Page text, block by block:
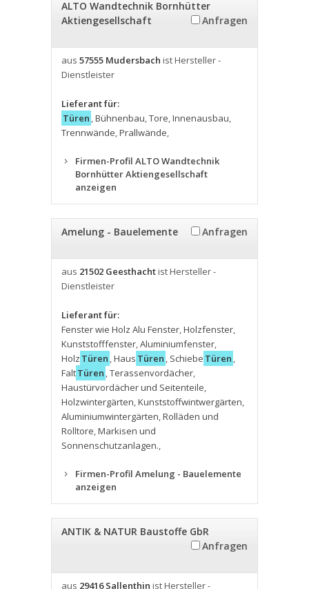
ALTO Wandtechnik Bornhütter
Aktiengesellschaft
Anfragen
aus 57555 Mudersbach ist Hersteller -
Dienstleister
Lieferant für:
Türen ,Bühnenbau,Tore,Innenausbau,
Trennwände,Prallwände,
Firmen-Profil ALTO Wandtechnik
Bornhütter Aktiengesellschaft
anzeigen
Amelung - Bauelemente Anfragen
aus 21502 Geesthachtist Hersteller -
Dienstleister
Lieferant für:
Fenster wie Holz Alu Fenster,Holzfenster,
Kunststofffenster,Aluminiumfenster,
Holz Türen ,Haus Türen , Schiebe Türen ,
FaltTüren ,Terassenvordächer,
Haustürvordächer und Seitenteile,
Holzwintergärten,Kunststoffwintwergärten,
Aluminiumwintergärten,Rolläden und
Rolltore,Markisen und
Sonnenschutzanlagen.,
Firmen-Profil Amelung - Bauelemente
anzeigen
ANTIK & NATUR Baustoffe GbR
Anfragen
aus 29416 Sallenthin ist Hersteller -